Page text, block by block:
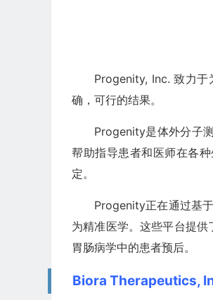
Progenity, Inc. 致力于
确，可行的结果。
Progenity是体外分子
帮助指导患者和医师在各
定。
Progenity正在通过基
为精准医学。这些平台提
胃肠病学中的患者预后。
Biora Therapeutics,